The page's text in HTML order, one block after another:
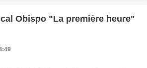
Obispo "La première heure"